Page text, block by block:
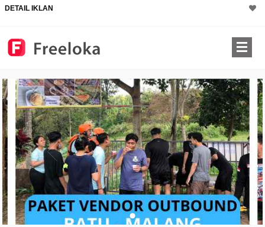
DETAIL IKLAN